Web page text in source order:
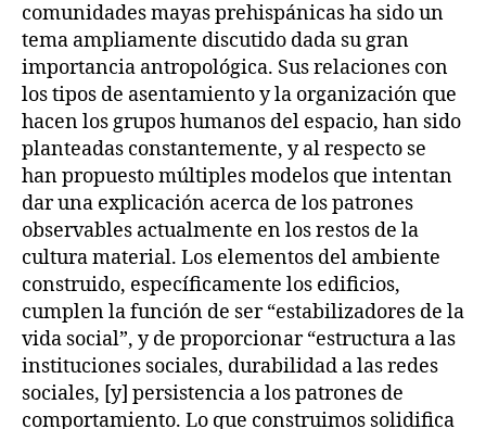
comunidades mayas prehispánicas ha sido un
tema ampliamente discutido dada su gran
importancia antropológica. Sus relaciones con
los tipos de asentamiento y la organización que
hacen los grupos humanos del espacio, han sido
planteadas constantemente, y al respecto se
han propuesto múltiples modelos que intentan
dar una explicación acerca de los patrones
observables actualmente en los restos de la
cultura material. Los elementos del ambiente
construido, específicamente los edificios,
cumplen la función de ser “estabilizadores de la
vida social”, y de proporcionar “estructura a las
instituciones sociales, durabilidad a las redes
sociales, [y] persistencia a los patrones de
comportamiento. Lo que construimos solidifica